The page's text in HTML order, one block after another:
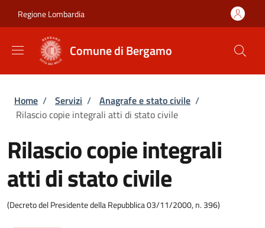
Regione Lombardia
Comune di Bergamo
Briciole di pane
Home / Servizi / Anagrafe e stato civile /
Rilascio copie integrali atti di stato civile
Rilascio copie integrali
atti di stato civile
(Decreto del Presidente della Repubblica 03/11/2000, n. 396)